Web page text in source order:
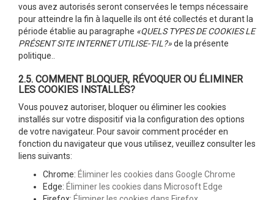
vous avez autorisés seront conservées le temps nécessaire
pour atteindre la fin à laquelle ils ont été collectés et durant la
période établie au paragraphe «QUELS TYPES DE COOKIES LE
PRÉSENT SITE INTERNET UTILISE-T-IL?»de la présente
politique..
2.5. COMMENT BLOQUER, RÉVOQUER OU ÉLIMINER
LES COOKIES INSTALLÉS?
Vous pouvez autoriser, bloquer ou éliminer les cookies
installés sur votre dispositif via la configuration des options
de votre navigateur. Pour savoir comment procéder en
fonction du navigateur que vous utilisez, veuillez consulter les
liens suivants:
Chrome: Éliminer les cookies dans Google Chrome
Edge: Éliminer les cookies dans Microsoft Edge